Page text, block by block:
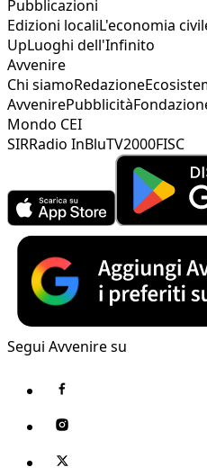
Pubblicazioni
Edizioni localiL'economia
UpLuoghi dell'Infinito
Avvenire
Chi siamoRedazione
AvvenirePubblicità
Mondo CEI
SIRRadio InBluTV2000FISC
Segui Avvenire su